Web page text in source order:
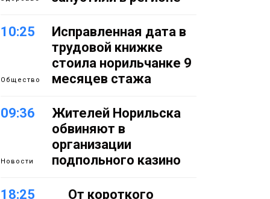
10:25
Общество
Исправленная дата в
трудовой книжке
стоила норильчанке 9
месяцев стажа
09:36
Новости
Жителей Норильска
обвиняют в
организации
подпольного казино
18:25
От короткого